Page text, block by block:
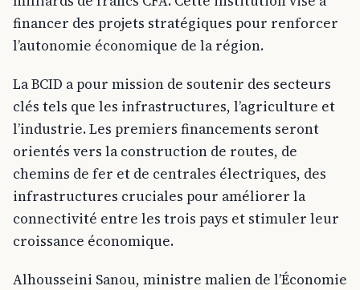
financer des projets stratégiques pour renforcer
l’autonomie économique de la région.
La BCID a pour mission de soutenir des secteurs
clés tels que les infrastructures, l’agriculture et
l’industrie. Les premiers financements seront
orientés vers la construction de routes, de
chemins de fer et de centrales électriques, des
infrastructures cruciales pour améliorer la
connectivité entre les trois pays et stimuler leur
croissance économique.
Alhousseini Sanou, ministre malien de l’Économie